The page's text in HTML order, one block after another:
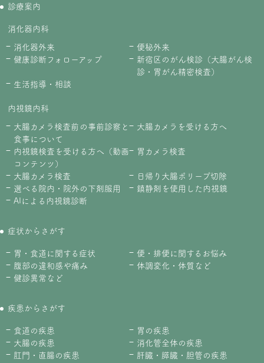
診療案内
消化器内科
消化器外来
便秘外来
健康診断フォローアップ
新宿区のがん検診（大腸がん検
診・胃がん精密検査）
生活指導・相談
内視鏡内科
大腸カメラ検査前の事前診察と
食事について
大腸カメラを受ける方へ
内視鏡検査を受ける方へ（動画
コンテンツ）
胃カメラ検査
大腸カメラ検査
日帰り大腸ポリープ切除
選べる院内・院外の下剤服用
鎮静剤を使用した内視鏡
AIによる内視鏡診断
症状からさがす
胃・食道に関する症状
便・排便に関するお悩み
腹部の違和感や痛み
体調変化・体質など
健診異常など
疾患からさがす
食道の疾患
胃の疾患
大腸の疾患
消化管全体の疾患
肛門・直腸の疾患
肝臓・膵臓・胆管の疾患